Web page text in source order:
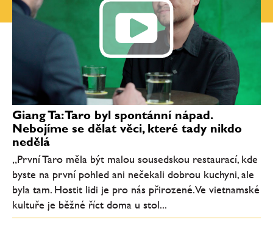
Giang Ta: Taro byl spontánní nápad.
Nebojíme se dělat věci, které tady nikdo
nedělá
„První Taro měla být malou sousedskou restaurací, kde
byste na první pohled ani nečekali dobrou kuchyni, ale
byla tam. Hostit lidi je pro nás přirozené. Ve vietnamské
kultuře je běžné říct doma u stol...